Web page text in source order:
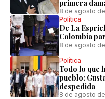
primera
8 de agosto
Política
De La
Colombia
8 de agosto
Política
Todo lo que
pueblo:
despedida
8 de agosto